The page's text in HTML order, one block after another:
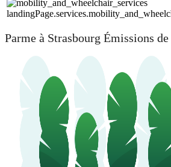
Parme à Strasbourg Émissions